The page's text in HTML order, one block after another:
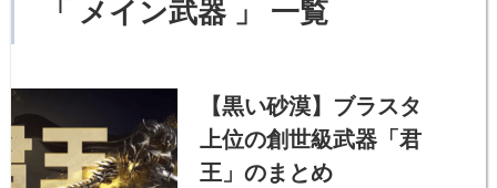
「 メイン武器 」 一覧
【黒い砂漠】ブラスタ
上位の創世級武器「君
王」のまとめ